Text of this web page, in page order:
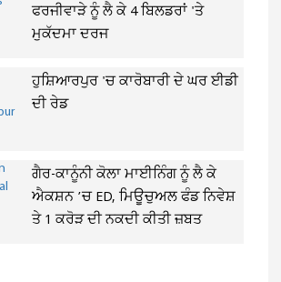
ਫਰਜੀਵਾੜੇ ਨੂੰ ਲੈ ਕੇ 4 ਬਿਲਡਰਾਂ 'ਤੇ
ਮੁਕੱਦਮਾ ਦਰਜ
ਹੁਸ਼ਿਆਰਪੁਰ 'ਚ ਕਾਰੋਬਾਰੀ ਦੇ ਘਰ ਈਡੀ
ਦੀ ਰੇਡ
ਗੈਰ-ਕਾਨੂੰਨੀ ਕੋਲਾ ਮਾਈਨਿੰਗ ਨੂੰ ਲੈ ਕੇ
ਐਕਸ਼ਨ ’ਚ ED, ਮਿਊਚੁਅਲ ਫੰਡ ਨਿਵੇਸ਼
ਤੇ 1 ਕਰੋੜ ਦੀ ਨਕਦੀ ਕੀਤੀ ਜ਼ਬਤ